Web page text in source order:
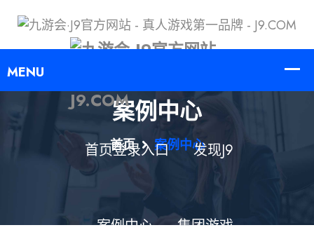
首页登录入口 发现j9
案例中心 集团游戏
案例中心
首页 案例中心